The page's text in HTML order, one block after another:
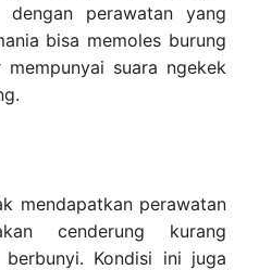
dengan perawatan yang
bisa memoles burung
mempunyai suara ngekek
mendapatkan perawatan
cenderung kurang
berbunyi. Kondisi ini juga